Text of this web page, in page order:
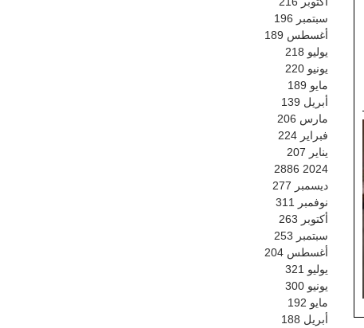
سبتمبر 196
أغسطس 189
يوليو 218
يونيو 220
مايو 189
أبريل 139
مارس 206
فبراير 224
يناير 207
2024
2886
ديسمبر 277
نوفمبر
311
أكتوبر 263
سبتمبر 253
أغسطس 204
يوليو 321
يونيو 300
مايو 192
أبريل 188